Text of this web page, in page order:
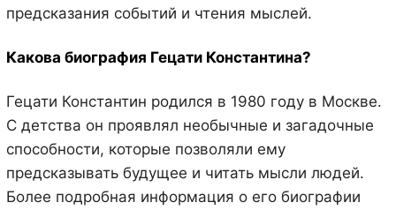
предсказания событий и чтения мыслей.
Какова биография Гецати Константина?
Гецати Константин родился в 1980 году в Москве.
С детства он проявлял необычные и загадочные
способности, которые позволяли ему
предсказывать будущее и читать мысли людей.
Более подробная информация о его биографии